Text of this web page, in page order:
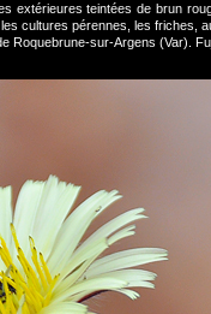
extérieures teintées de brun
cultures pérennes, les friches,
Roquebrune-sur-Argens (Var).